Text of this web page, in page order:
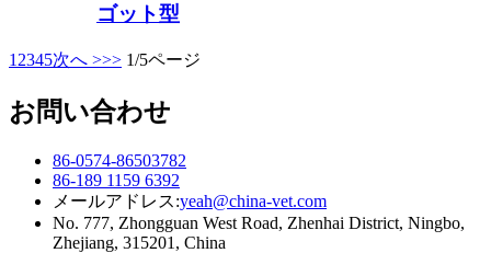
ゴット型
1 2345次へ >>> 1/5ページ
お問い合わせ
86-0574-86503782
86-189 1159 6392
メールアドレス:yeah@china-vet.com
No. 777, Zhongguan West Road, Zhenhai District, Ningbo,
Zhejiang, 315201, China